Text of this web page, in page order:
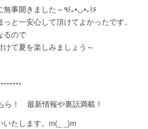
ガチャっと音とともに無事開きました～٩꒰｡•◡•｡꒱۶
と一安心して頂けてよかったです。
るので
て夏を楽しみましょう～
ら！ 最新情報や裏話満載！
たします。m(_ _)m